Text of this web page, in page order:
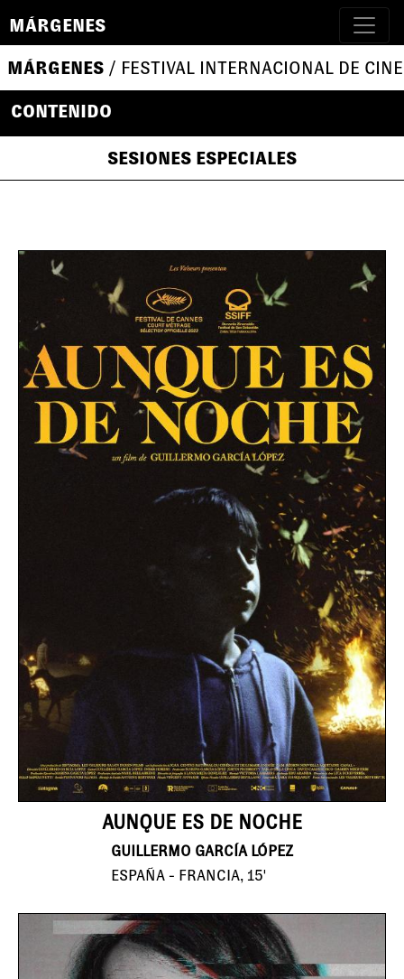
MÁRGENES
MÁRGENES / FESTIVAL INTERNACIONAL DE
CONTENIDO
SESIONES ESPECIALES
AUNQUE ES DE NOCHE
GUILLERMO GARCÍA LÓPEZ
ESPAÑA - FRANCIA, 15'